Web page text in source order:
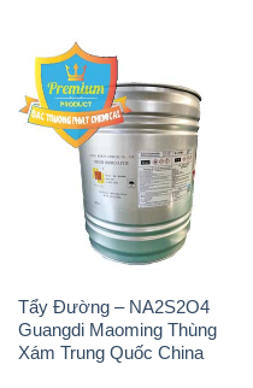
Tẩy Đường – NA2S2O4
Guangdi Maoming Thùng
Xám Trung Quốc China